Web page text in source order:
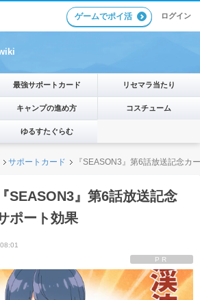
ゲームでポイ活 ログイン
最強サポートカード リセマラ当たり
キャンプの進め方 コスチューム
ゆるすたぐらむ
サポートカード 『SEASON3』第6話放送記念
SEASON3』第6話放送記念
ポート効果
PR